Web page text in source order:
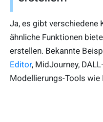
Ja, es gibt verschiedene
ähnliche Funktionen
erstellen. Bekannte
Editor, MidJourney,
Modellierungs-Tools wie